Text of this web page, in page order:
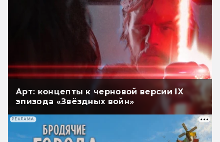
Арт: концепты к черновой версии IX
эпизода «Звёздных войн»
РЕКЛАМА